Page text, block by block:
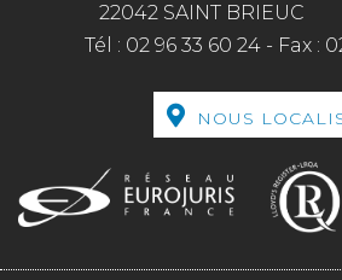
22042 SAINT BRIEUC
Tél : 02 96 33 60 24 - Fax :
NOUS